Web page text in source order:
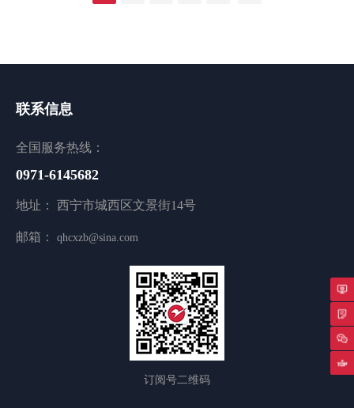
联系信息
全国服务热线：
0971-6145682
地址： 西宁市城西区文景街14号
邮箱： qhcxzb@sina.com
订阅号二维码
专
返